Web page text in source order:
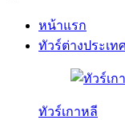
หน้าแรก
ทัวร์ต่างประเท
ทัวร์เกาหลี